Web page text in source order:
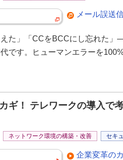
メール誤送
えた」「CCをBCCにし忘れた
です。ヒューマンエラーを
ギ！ テレワークの導入で
ネットワーク環境の構築・改善 セキ
企業変革の